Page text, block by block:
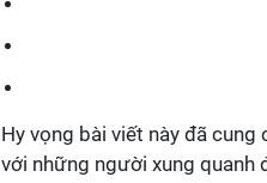
Hy vọng bài viết này đã
với những người xung quanh